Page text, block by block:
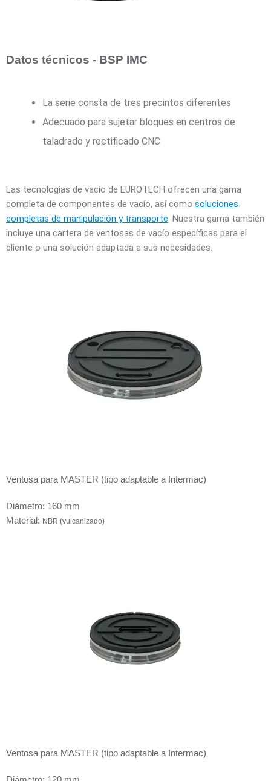
Datos técnicos - BSP IMC
La serie consta de tres precintos diferentes
Adecuado para sujetar bloques en centros de
taladrado y rectificado CNC
Las tecnologías de vacío de EUROTECH ofrecen una gama
completa de componentes de vacío, así como soluciones
completas de manipulación y transporte. Nuestra gama también
incluye una cartera de ventosas de vacío específicas para el
cliente o una solución adaptada a sus necesidades.
Ventosa para MASTER (tipo adaptable a Intermac)
Diámetro: 160 mm
Material: NBR (vulcanizado)
Ventosa para MASTER (tipo adaptable a Intermac)